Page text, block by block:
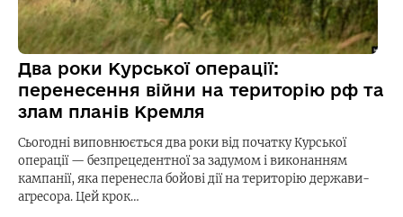
Два роки Курської операції:
перенесення війни на територію рф та
злам планів Кремля
Сьогодні виповнюється два роки від початку Курської
операції — безпрецедентної за задумом і виконанням
кампанії, яка перенесла бойові дії на територію держави-
агресора. Цей крок…